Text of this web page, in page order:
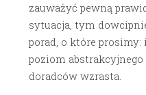
zauważyć pewną
sytuacja, tym
porad, o które
poziom
doradców wzrasta.